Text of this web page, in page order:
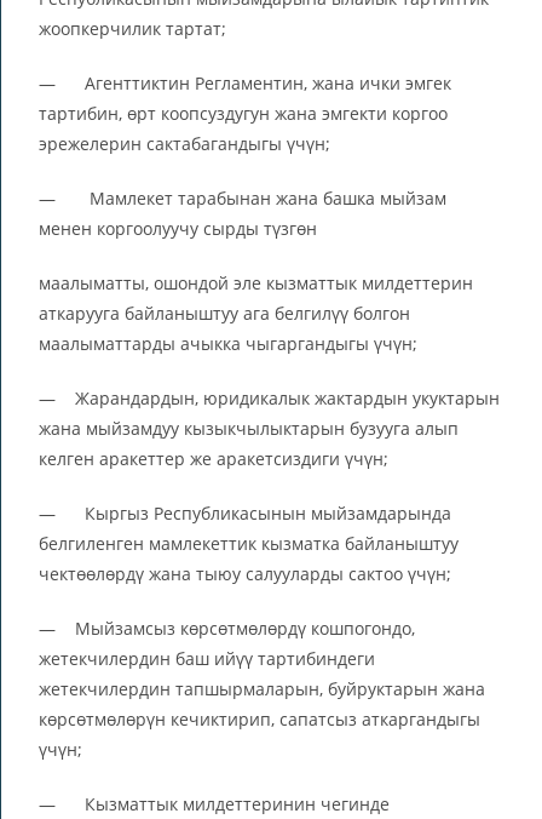
жоопкерчилик тартат;
— Агенттиктин Регламентин, жана ички эмгек
тартибин, өрт коопсуздугун жана эмгекти коргоо
эрежелерин сактабагандыгы үчүн;
— Мамлекет тарабынан жана башка мыйзам
менен коргоолуучу сырды түзгөн
маалыматты, ошондой эле кызматтык милдеттерин
аткарууга байланыштуу ага белгилүү болгон
маалыматтарды ачыкка чыгаргандыгы үчүн;
— Жарандардын, юридикалык жактардын укуктарын
жана мыйзамдуу кызыкчылыктарын бузууга алып
келген аракеттер же аракетсиздиги үчүн;
— Кыргыз Республикасынын мыйзамдарында
белгиленген мамлекеттик кызматка байланыштуу
чектөөлөрдү жана тыюу салууларды сактоо үчүн;
— Мыйзамсыз көрсөтмөлөрдү кошпогондо,
жетекчилердин баш ийүү тартибиндеги
жетекчилердин тапшырмаларын, буйруктарын жана
көрсөтмөлөрүн кечиктирип, сапатсыз аткаргандыгы
үчүн;
— Кызматтык милдеттеринин чегинде